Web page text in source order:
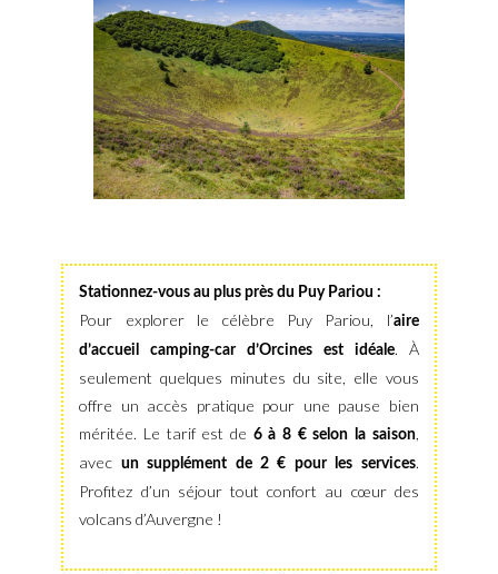
Stationnez-vous au plus près du Puy Pariou :
Pour explorer le célèbre Puy Pariou, l’aire
d’accueil camping-car d’Orcines est idéale. À
seulement quelques minutes du site, elle vous
offre un accès pratique pour une pause bien
méritée. Le tarif est de 6 à 8 € selon la saison,
avec un supplément de 2 € pour les services.
Profitez d’un séjour tout confort au cœur des
volcans d’Auvergne !